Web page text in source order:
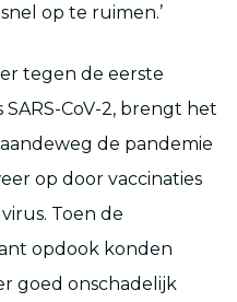
op te ruimen.’
tegen de eerste
CoV-2, brengt het
de pandemie
op door vaccinaties
Toen de
opdook konden
goed onschadelijk